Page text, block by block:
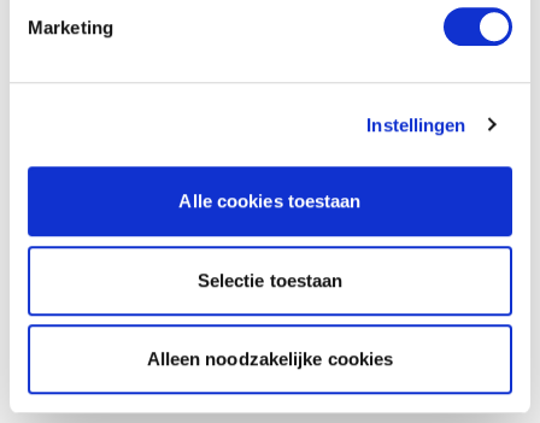
Marketing
Instellingen
Alle cookies toestaan
Selectie toestaan
Alleen noodzakelijke cookies